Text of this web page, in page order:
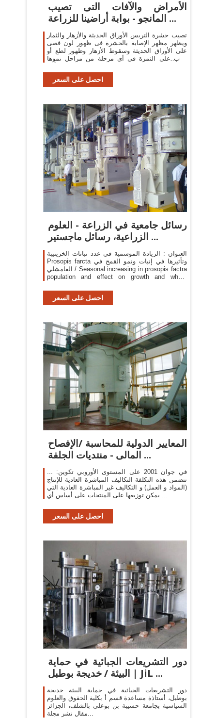
الأمراض والآفات التى تصيب
المانجو - بوابة أراضينا للزراعة ...
تصيب حشرة التربس الأوراق الحديثة والأزهار والثمار
ويظهر مظهر الإصابة بالحشرة فى ظهور لون فضى
على الأوراق الحديثة وسقوط الأزهار وظهور لطع أو
جرب على الثمرة فى أى مرحلة من مراحل نموها
احصل على السعر
رسائل جامعية في الزراعة - العلوم
الزراعية، رسائل ماجستير ...
العنوان : الزيادة الموسمية في عدد نباتات الخرينيبة
Prosopis farcta وتأثيرها في إنبات ونمو القمح في
القامشلي / Seasonal increasing in prosopis factra
population and effect on growth and wheat
احصل على السعر
المعايير الدولية للمحاسبة /الإفصاح
المالى - منتديات الجلفة ...
في جوان 2001 على المستوى الأوروبي تكوين: ...
تتضمن هذه التكلفة التكاليف المباشرة العادية للإنتاج
(المواد و العمل) و التكاليف غير المباشرة العادية التي
يمكن توزيعها على المنتجات على أساس أي ...
احصل على السعر
دور التشريعات الجبائية في حماية
البيئة / خديجة بوطبل | JiL ...
دور التشريعات الجبائية في حماية البيئة خديجة
بوطبل، أستاذة مساعدة قسم أ بكلية الحقوق والعلوم
السياسية بجامعة حسيبة بن بوعلي بالشلف، الجزائر
مقال نشر مجلة...